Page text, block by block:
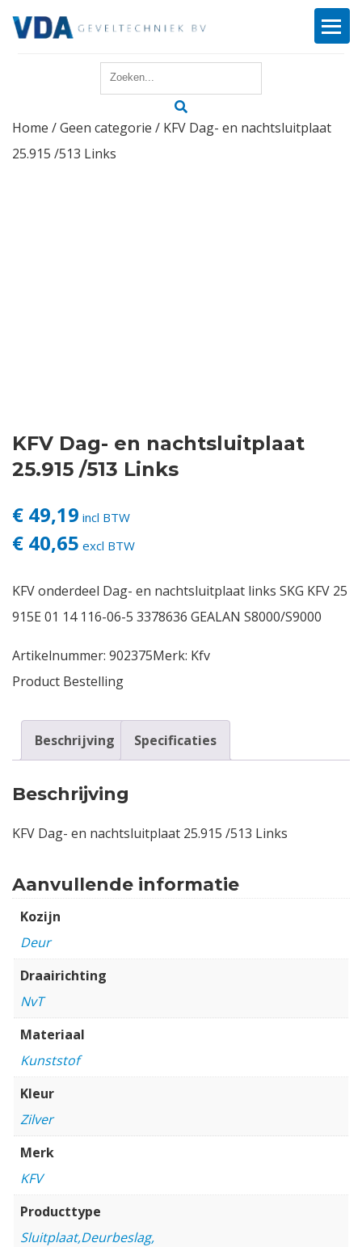
Reparatie
Login
Home /Geen categorie / KFV Dag- en nachtsluitplaat
25.915 /513 Links
KFV Dag- en nachtsluitplaat
25.915 /513 Links
€ 49,19 incl BTW
€ 40,65 excl BTW
KFV onderdeel Dag- en nachtsluitplaat links SKG KFV 25
915E 01 14 116-06-5 3378636 GEALAN S8000/S9000
Artikelnummer: 902375Merk: Kfv
Product Bestelling
Beschrijving Specificaties
Beschrijving
KFV Dag- en nachtsluitplaat 25.915 /513 Links
Aanvullende informatie
Kozijn
Deur
Draairichting
NvT
Materiaal
Kunststof
Kleur
Zilver
Merk
KFV
Producttype
Sluitplaat,Deurbeslag,